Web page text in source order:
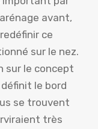
avant,
ce
sur le nez.
sur le concept
le bord
se trouvent
très